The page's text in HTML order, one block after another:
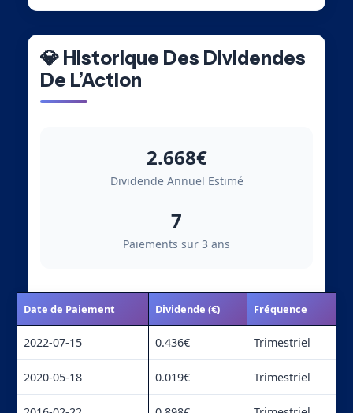
💎 Historique Des Dividendes
De L’Action
2.668€
Dividende Annuel Estimé
7
Paiements sur 3 ans
Date de Paiement Dividende (€) Fréquence
2022-07-15 0.436€ Trimestriel
2020-05-18 0.019€ Trimestriel